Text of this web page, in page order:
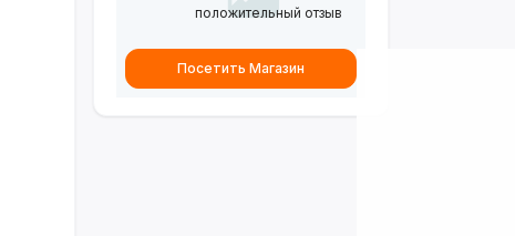
положительный отзыв
Посетить Магазин